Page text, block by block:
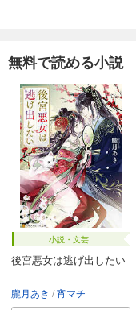
無料で読める小説
小説・文芸
後宮悪女は逃げ出したい
朧月あき 宵マチ